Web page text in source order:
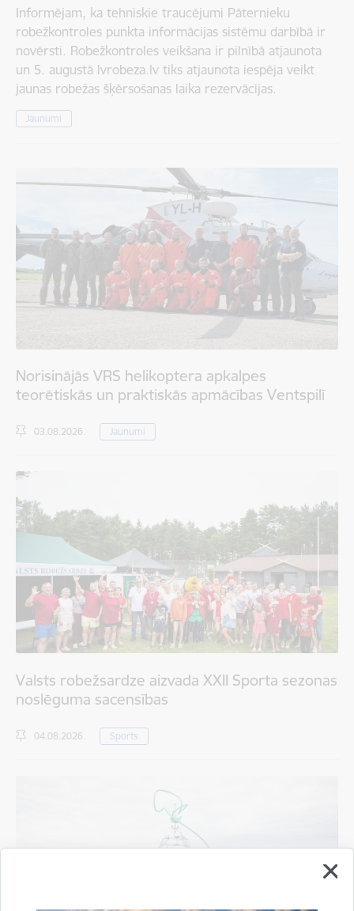
Informējam, ka tehniskie traucējumi Pāternieku
robežkontroles punkta informācijas sistēmu darbībā ir
novērsti. Robežkontroles veikšana ir pilnībā atjaunota
un 5. augustā lvrobeza.lv tiks atjaunota iespēja veikt
jaunas robežas šķērsošanas laika rezervācijas.
Jaunumi
Norisinājās VRS helikoptera apkalpes
teorētiskās un praktiskās apmācības Ventspilī
03.08.2026. Jaunumi
Valsts robežsardze aizvada XXII Sporta sezonas
noslēguma sacensības
04.08.2026. Sports